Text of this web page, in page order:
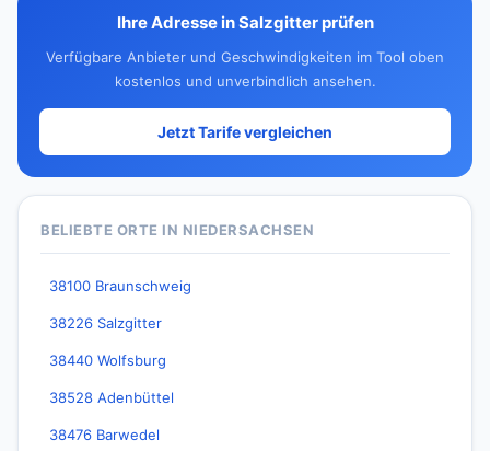
Ihre Adresse in Salzgitter prüfen
Verfügbare Anbieter und Geschwindigkeiten im Tool oben
kostenlos und unverbindlich ansehen.
Jetzt Tarife vergleichen
BELIEBTE ORTE IN NIEDERSACHSEN
38100 Braunschweig
38226 Salzgitter
38440 Wolfsburg
38528 Adenbüttel
38476 Barwedel